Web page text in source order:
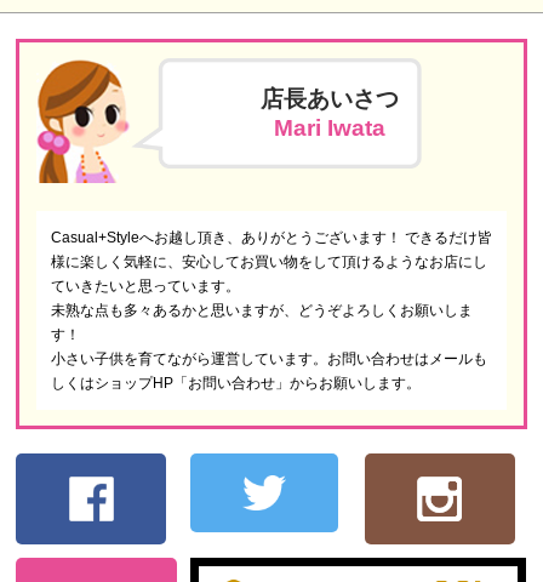
店長あいさつ
Mari Iwata
Casual+Styleへお越し頂き、ありがとうございます！ できるだけ皆
様に楽しく気軽に、安心してお買い物をして頂けるようなお店にし
ていきたいと思っています。
未熟な点も多々あるかと思いますが、どうぞよろしくお願いしま
す！
小さい子供を育てながら運営しています。お問い合わせはメールも
しくはショップHP「お問い合わせ」からお願いします。